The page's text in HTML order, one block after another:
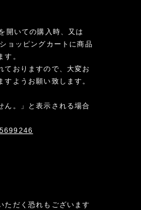
開いての購入時、又は
ョッピングカートに商品
。
ておりますので、大変お
ようお願い致します。
ん。」と表示される場合
ただく恐れもございます